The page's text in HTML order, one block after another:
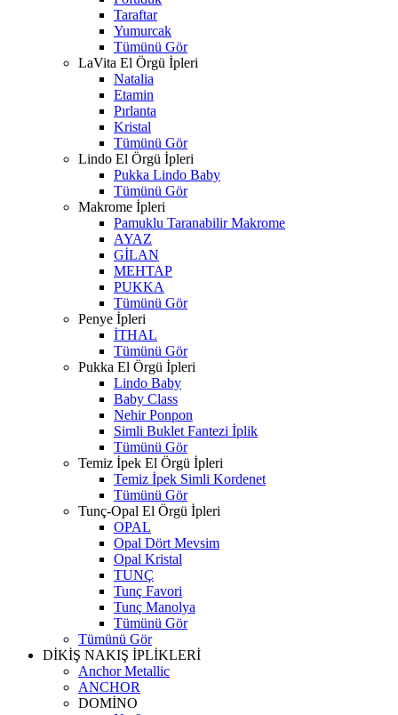
Taraftar
Yumurcak
Tümünü Gör
LaVita El Örgü İpleri
Natalia
Etamin
Pırlanta
Kristal
Tümünü Gör
Lindo El Örgü İpleri
Pukka Lindo Baby
Tümünü Gör
Makrome İpleri
Pamuklu Taranabilir Makrome
AYAZ
GİLAN
MEHTAP
PUKKA
Tümünü Gör
Penye İpleri
İTHAL
Tümünü Gör
Pukka El Örgü İpleri
Lindo Baby
Baby Class
Nehir Ponpon
Simli Buklet Fantezi İplik
Tümünü Gör
Temiz İpek El Örgü İpleri
Temiz İpek Simli Kordenet
Tümünü Gör
Tunç-Opal El Örgü İpleri
OPAL
Opal Dört Mevsim
Opal Kristal
TUNÇ
Tunç Favori
Tunç Manolya
Tümünü Gör
Tümünü Gör
DİKİŞ NAKIŞ İPLİKLERİ
Anchor Metallic
ANCHOR
DOMİNO